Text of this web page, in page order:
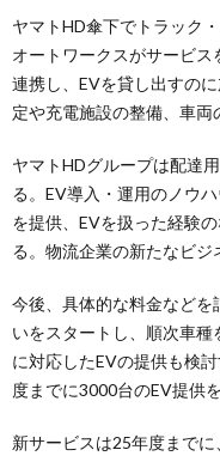
ヤマトHD傘下でトラック
オートワークスがサービス
連携し、EVを貸し出すの
定や充電施設の整備、車両
ヤマトHDグループは配達
る。EV導入・運用のノウ
を提供、EVを扱った経験
る。物流企業の新たなビジ
今後、具体的な料金などを
いをスタートし、順次車
に対応したEVの提供も検
度までに3000台のEV提供を
新サービスは25年度まで